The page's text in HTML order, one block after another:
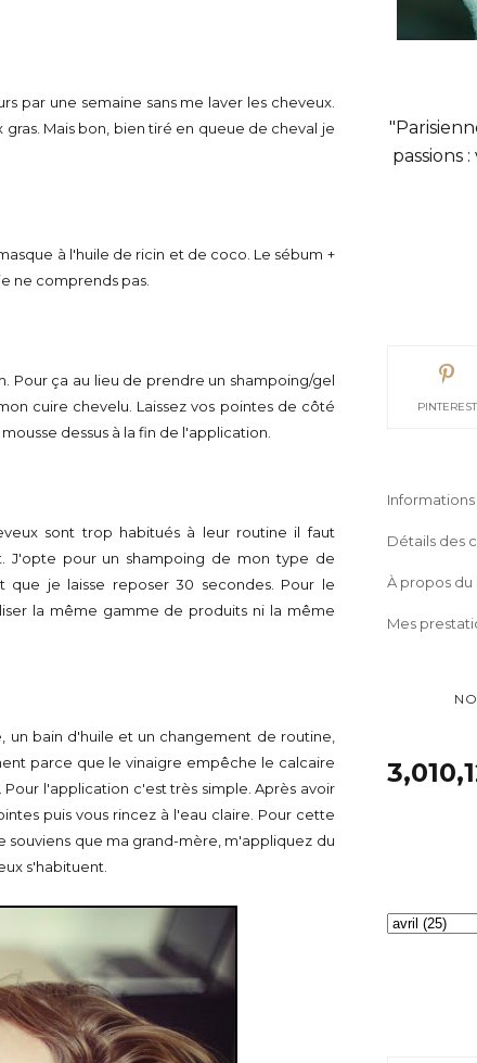
par une semaine sans me laver les cheveux.
Mais bon, bien tiré en queue de cheval je
à l'huile de ricin et de coco. Le sébum +
ne comprends pas.
Pour ça au lieu de prendre un shampoing/gel
cuire chevelu. Laissez vos pointes de côté
dessus à la fin de l'application.
sont trop habitués à leur routine il faut
J'opte pour un shampoing de mon type de
je laisse reposer 30 secondes. Pour le
la même gamme de produits ni la même
un bain d'huile et un changement de routine,
parce que le vinaigre empêche le calcaire
l'application c'est très simple. Après avoir
puis vous rincez à l'eau claire. Pour cette
souviens que ma grand-mère, m'appliquez du
s'habituent.
passions
PINTEREST
Détails des
À propos du
Mes